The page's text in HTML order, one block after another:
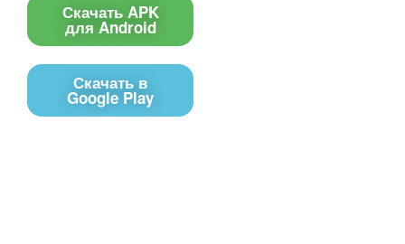
Скачать APK
для Android
Скачать в
Google Play